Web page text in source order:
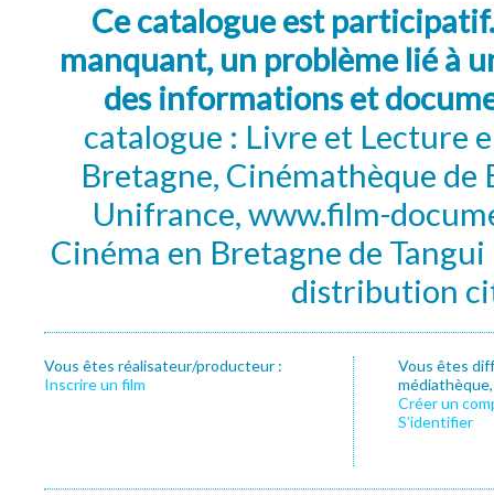
Ce catalogue est
manquant, un problème lié à
des informations et
catalogue : Livre et Lecture
Bretagne, Cinémathèque de
Unifrance, www.film-
Cinéma en Bretagne de
distribution
Vous êtes réalisateur/producteur :
Inscrire un film
Vous êtes
Créer un
S’identifier